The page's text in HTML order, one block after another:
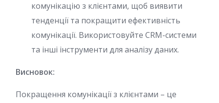
комунікацію з клієнтами, щоб виявити
тенденції та покращити ефективність
комунікації. Використовуйте CRM-системи
та інші інструменти для аналізу даних.
Висновок:
Покращення комунікації з клієнтами – це